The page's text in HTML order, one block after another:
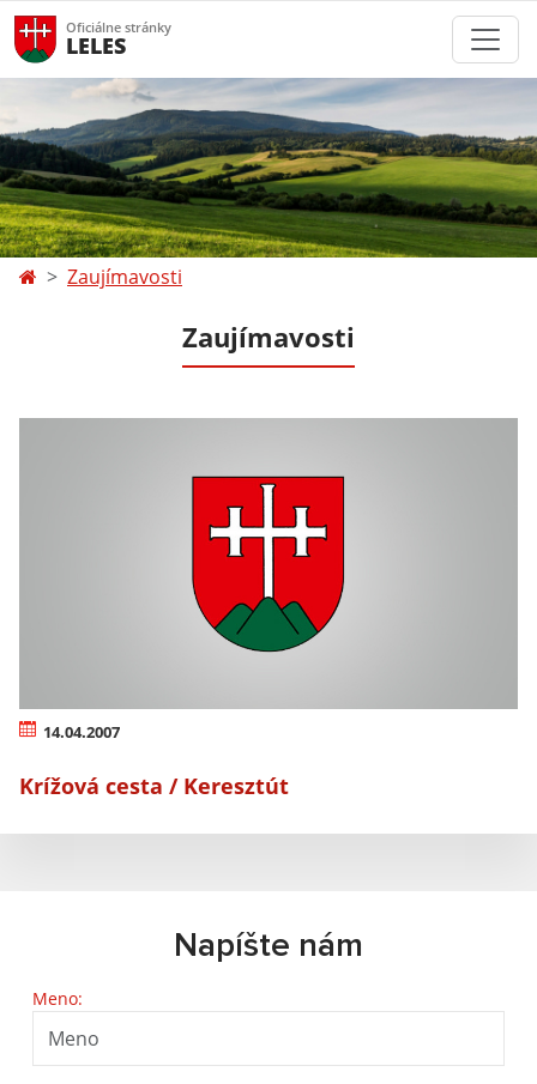
Oficiálne stránky
LELES
Zaujímavosti
Zaujímavosti
14.04.2007
Krížová cesta / Keresztút
Napíšte nám
Meno: